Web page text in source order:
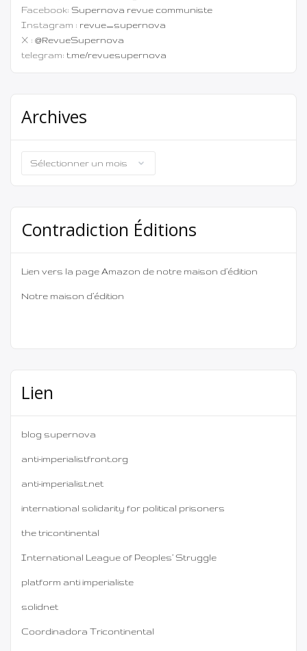
Facebook: Supernova revue communiste
Instagram : revue_supernova
X : @RevueSupernova
telegram: t.me/revuesupernova
Archives
Contradiction Éditions
Lien vers la page Amazon de notre maison d’édition
Notre maison d’édition
Lien
blog supernova
anti-imperialistfront.org
anti-imperialist.net
international solidarity for political prisoners
the tricontinental
International League of Peoples’ Struggle
platform anti imperialiste
solidnet
Coordinadora Tricontinental